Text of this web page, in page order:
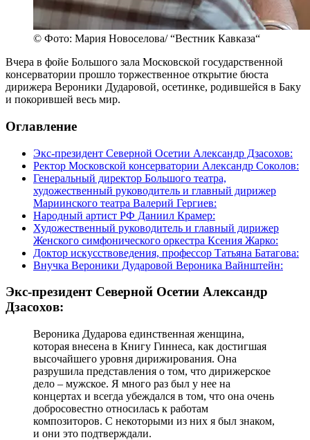
© Фото: Мария Новоселова/ “Вестник Кавказа“
Вчера в фойе Большого зала Московской государственной
консерватории прошло торжественное открытие бюста
дирижера Вероники Дударовой, осетинке, родившейся в Баку
и покорившей весь мир.
Оглавление
Экс-президент Северной Осетии Александр Дзасохов:
Ректор Московской консерватории Александр Соколов:
Генеральный директор Большого театра,
художественный руководитель и главный дирижер
Мариинского театра Валерий Гергиев:
Народный артист РФ Даниил Крамер:
Художественный руководитель и главный дирижер
Женского симфонического оркестра Ксения Жарко:
Доктор искусствоведения, профессор Татьяна Батагова:
Внучка Вероники Дударовой Вероника Вайнштейн:
Экс-президент Северной Осетии Александр
Дзасохов:
Вероника Дударова единственная женщина,
которая внесена в Книгу Гиннеса, как достигшая
высочайшего уровня дирижирования. Она
разрушила представления о том, что дирижерское
дело – мужское. Я много раз был у нее на
концертах и всегда убеждался в том, что она очень
добросовестно относилась к работам
композиторов. С некоторыми из них я был знаком,
и они это подтверждали.